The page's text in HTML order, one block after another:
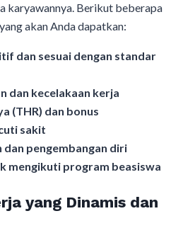
karyawannya. Berikut beberapa
akan Anda dapatkan:
dan sesuai dengan standar
dan kecelakaan kerja
(THR) dan bonus
sakit
pengembangan diri
mengikuti program beasiswa
yang Dinamis dan